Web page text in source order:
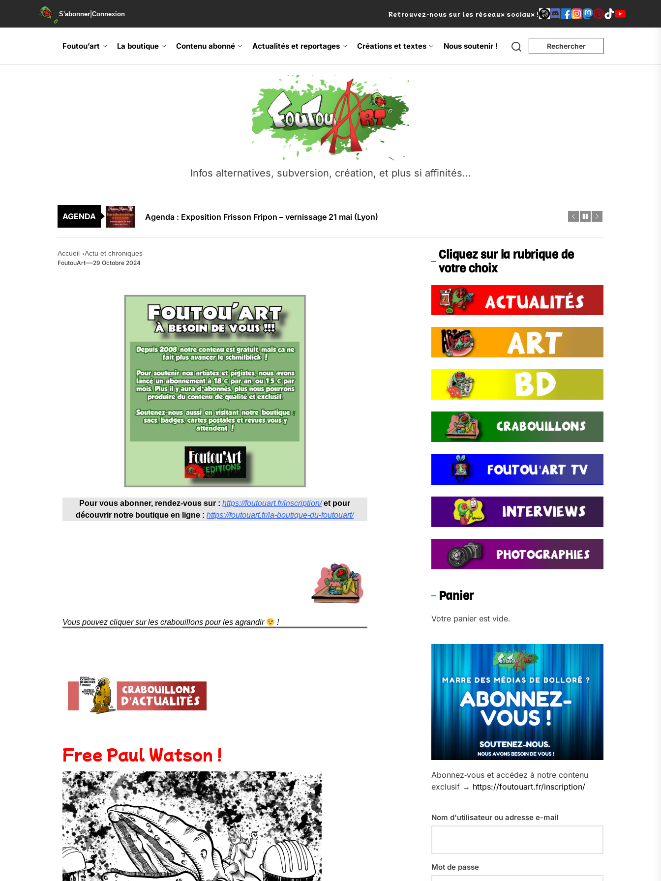
S'abonner Connexion Retrouvez-nous sur les réseaux sociaux !
Foutou’art La boutique Contenu abonné Actualités et reportages Créations et textes Nous soutenir ! Rechercher
Infos alternatives, subversion, création, et plus si affinités...
AGENDA
Agenda : Exposition Frisson Fripon – vernissage 21 mai (Lyon)
Retrouvez-nous au Bos’Tock Festival – Samedi 18 juillet (Vaulx-en-Velin)
Soirée de lancement – Ŝtono, un livre réalisé par Michaël Moretti & Pierre Lacôte
Agenda : Grand Rassemblement contre l’A412 à l’Établi (Haute-Savoie)
Accueil Actu et chroniques
FoutouArt 29 Octobre 2024
Pour vous abonner, rendez-vous sur : https://foutouart.fr/inscription/ et pour
découvrir notre boutique en ligne : https://foutouart.fr/la-boutique-du-foutouart/
Vous pouvez cliquer sur les crabouillons pour les agrandir !
Free Paul Watson !
Cliquez sur la rubrique de
votre choix
Panier
Votre panier est vide.
Abonnez‑vous et accédez à notre contenu
exclusif → https://foutouart.fr/inscription/
Nom d'utilisateur ou adresse e-mail
Mot de passe